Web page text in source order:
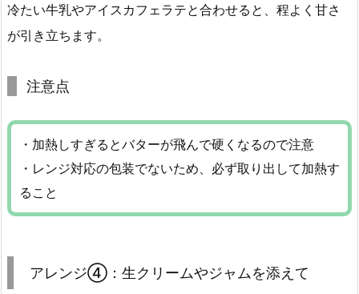
冷たい牛乳やアイスカフェラテと合わせると、程よく甘さ
が引き立ちます。
注意点
・加熱しすぎるとバターが飛んで硬くなるので注意
・レンジ対応の包装でないため、必ず取り出して加熱す
ること
アレンジ④：生クリームやジャムを添えて